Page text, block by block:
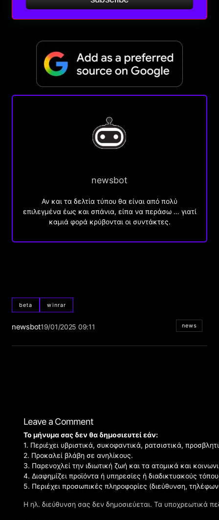
newsbot
Αν και τα δελτία τύπου θα είναι από πολύ
επιλεγμένα έως και σπάνια, είπα να περάσω … γιατί
καμιά φορά κρύβονται οι συντάκτες.
beta winrar
newsbot19/01/2025 09:11 news
Leave a Comment
Η ηλ. διεύθυνση σας δεν δημοσιεύεται. Τα υποχρεωτικά
Το μήνυμα σας δεν θα δημοσιευτεί εάν:
1. Περιέχει υβριστικά, συκοφαντικά, ρατσιστικά,
2. Προκαλεί βλάβη σε ανηλίκους.
3. Παρενοχλεί την ιδιωτική ζωή και τα ατομικά και
4. Διαφημίζει προϊόντα ή υπηρεσίες ή διαδικτυακούς
5. Περιέχει προσωπικές πληροφορίες (διεύθυνση,